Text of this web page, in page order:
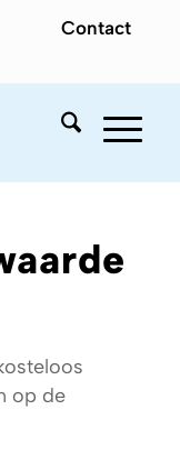
Contact
op de